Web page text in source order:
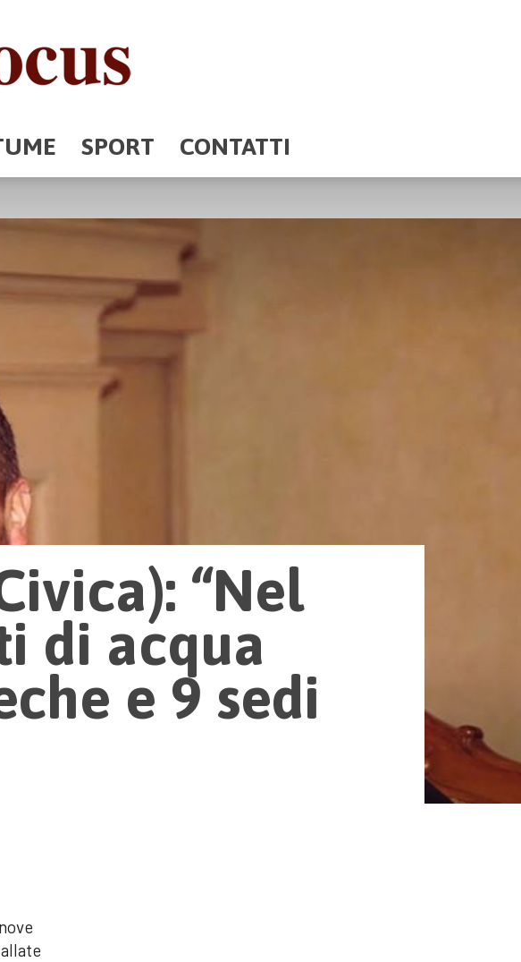
SPORT CONTATTI
“Nel
di acqua
e 9 sedi